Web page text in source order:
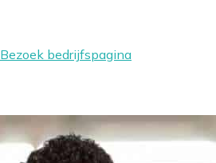
Bezoek bedrijfspagina